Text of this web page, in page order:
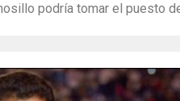
podría tomar el puesto